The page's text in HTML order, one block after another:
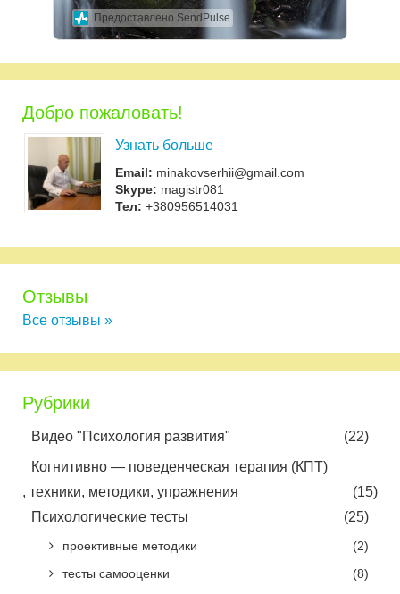
Предоставлено SendPulse
Добро пожаловать!
Узнать больше
Email: minakovserhii@gmail.com
Skype: magistr081
Тел: +380956514031
Отзывы
Все отзывы »
Рубрики
Видео "Психология развития"
(22)
Когнитивно — поведенческая терапия (КПТ)
, техники, методики, упражнения
(15)
Психологические тесты
(25)
проективные методики
(2)
тесты самооценки
(8)